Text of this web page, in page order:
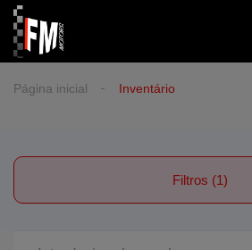
Página inicial Inventário
Filtros (1)